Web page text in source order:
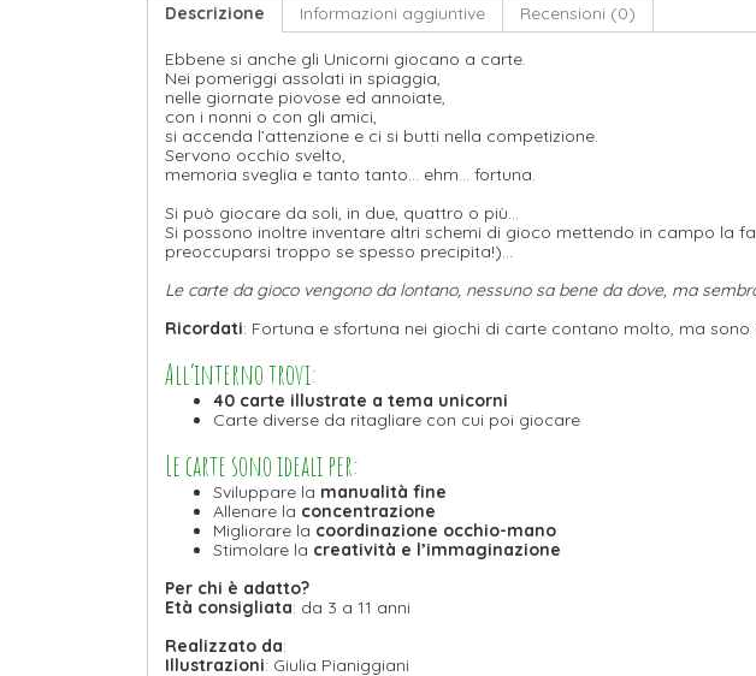
Descrizione Informazioni aggiuntive Recensioni (0)
Ebbene si anche gli Unicorni giocano a carte.
Nei pomeriggi assolati in spiaggia,
nelle giornate piovose ed annoiate,
con i nonni o con gli amici,
si accenda l’attenzione e ci si butti nella competizione.
Servono occhio svelto,
memoria sveglia e tanto tanto… ehm… fortuna.
Si può giocare da soli, in due, quattro o più…
Si possono inoltre inventare altri schemi di gioco mettendo in campo la
preoccuparsi troppo se spesso precipita!)…
Le carte da gioco vengono da lontano, nessuno sa bene da dove, ma
Ricordati: Fortuna e sfortuna nei giochi di carte contano molto, ma
All’interno trovi:
40 carte illustrate a tema unicorni
Carte diverse da ritagliare con cui poi giocare
Le carte sono ideali per:
Sviluppare la manualità fine
Allenare la concentrazione
Migliorare la coordinazione occhio-mano
Stimolare la creatività e l’immaginazione
Per chi è adatto?
Età consigliata: da 3 a 11 anni
Realizzato da:
Illustrazioni: Giulia Pianiggiani